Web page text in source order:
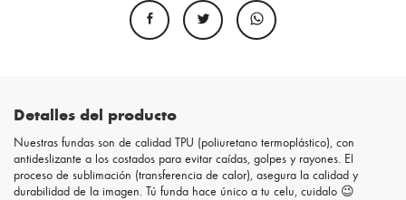
Detalles del producto
Nuestras fundas son de calidad TPU (poliuretano termoplástico), con
antideslizante a los costados para evitar caídas, golpes y rayones. El
proceso de sublimación (transferencia de calor), asegura la calidad y
durabilidad de la imagen. Tú funda hace único a tu celu, cuidalo 😉